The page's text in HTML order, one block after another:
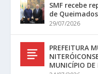
SMF recebe
de Queimados
29/07/2026
PREFEITURA
MUNICÍPIO